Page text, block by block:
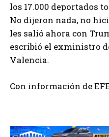
los 17.000 deportados
No dijeron nada, no
les salió ahora con
escribió el exministro
Valencia.
Con información de